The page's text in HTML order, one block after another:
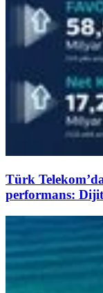
Türk
performans: